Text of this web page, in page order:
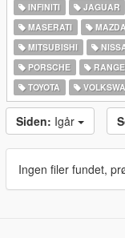
INFINITI
JAGUAR
MASERATI
MITSUBISHI
PORSCHE
TOYOTA
Siden: Igår
Ingen filer fundet,